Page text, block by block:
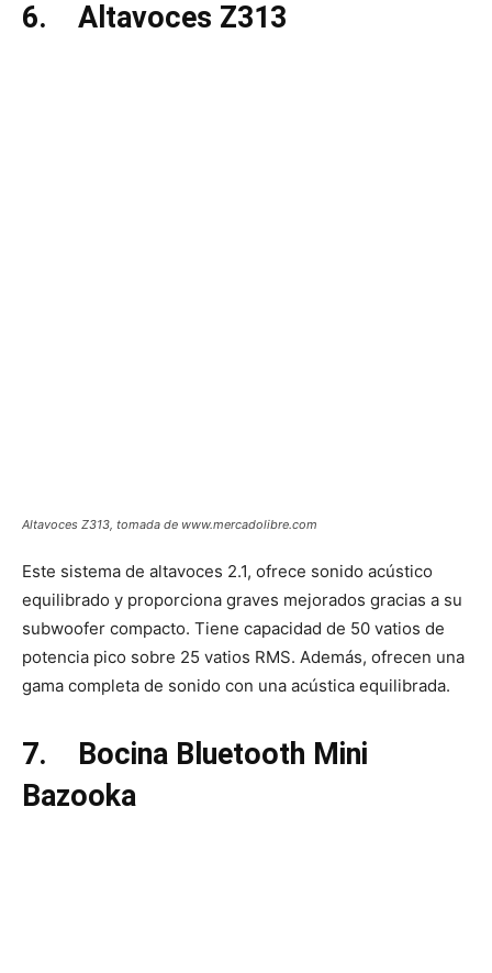
6. Altavoces Z313
Altavoces Z313, tomada de www.mercadolibre.com
Este sistema de altavoces 2.1, ofrece sonido acústico
equilibrado y proporciona graves mejorados gracias a su
subwoofer compacto. Tiene capacidad de 50 vatios de
potencia pico sobre 25 vatios RMS. Además, ofrecen una
gama completa de sonido con una acústica equilibrada.
7.
Bocina Bluetooth Mini
Bazooka